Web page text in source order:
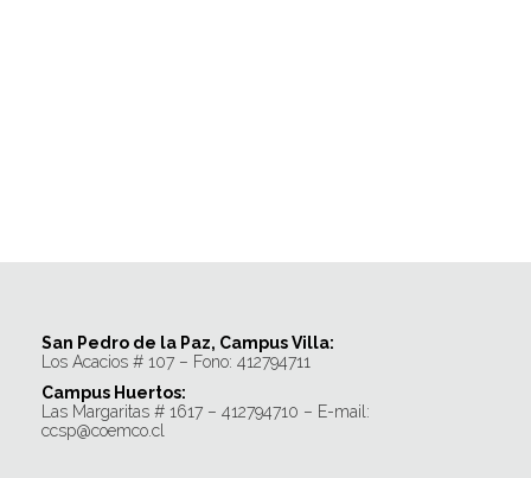
San Pedro de la Paz, Campus Villa:
Los Acacios # 107 – Fono: 412794711
Campus Huertos:
Las Margaritas # 1617 – 412794710 – E-mail:
ccsp@coemco.cl